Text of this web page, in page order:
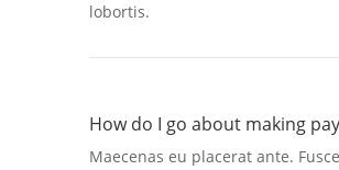
lobortis.
How do I go about making
Maecenas eu placerat ante.